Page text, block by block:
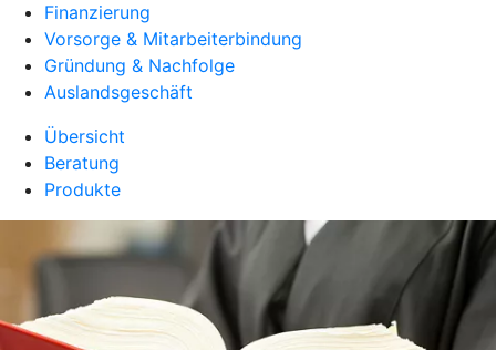
Finanzierung
Vorsorge & Mitarbeiterbindung
Gründung & Nachfolge
Auslandsgeschäft
Übersicht
Beratung
Produkte